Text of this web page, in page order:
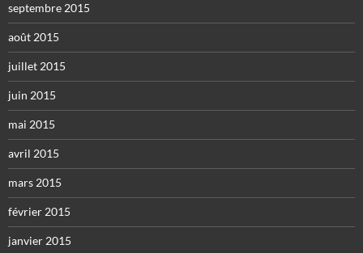
septembre 2015
août 2015
juillet 2015
juin 2015
mai 2015
avril 2015
mars 2015
février 2015
janvier 2015